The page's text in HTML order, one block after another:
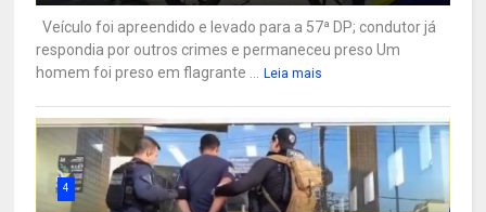
Veículo foi apreendido e levado para a 57ª DP; condutor já
respondia por outros crimes e permaneceu preso Um
homem foi preso em flagrante ... Leia mais
4